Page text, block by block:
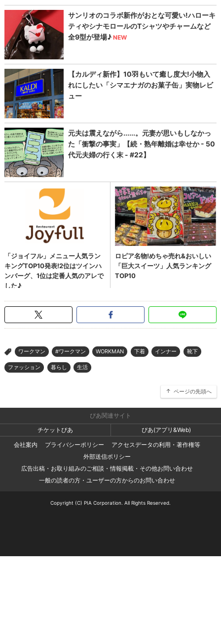
> ワークマン #ワークマン WORKMAN 下着 インナー 靴下
ファッション 暮らし 生活
ページの先頭へ
ぴあ関連サイト
チケットぴあ
ぴあ(アプリ&Web)
会社案内
プライバシーポリシー
アクセスデータの利用・著作権等
外部送信ポリシー
広告出稿・お取り組みのご相談・情報掲載・その他お問い合わせ
一般の読者の方・ユーザーの方からのお問い合わせ
Copyright (C) PIA Corporation. All Rights Reserved.